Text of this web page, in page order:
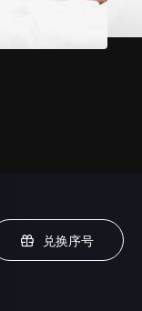
兑换序号